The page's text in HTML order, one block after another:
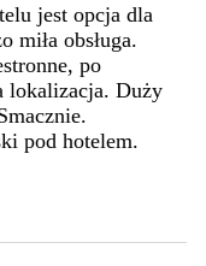
jest opcja dla
miła obsługa.
po
lokalizacja. Duży
pod hotelem.